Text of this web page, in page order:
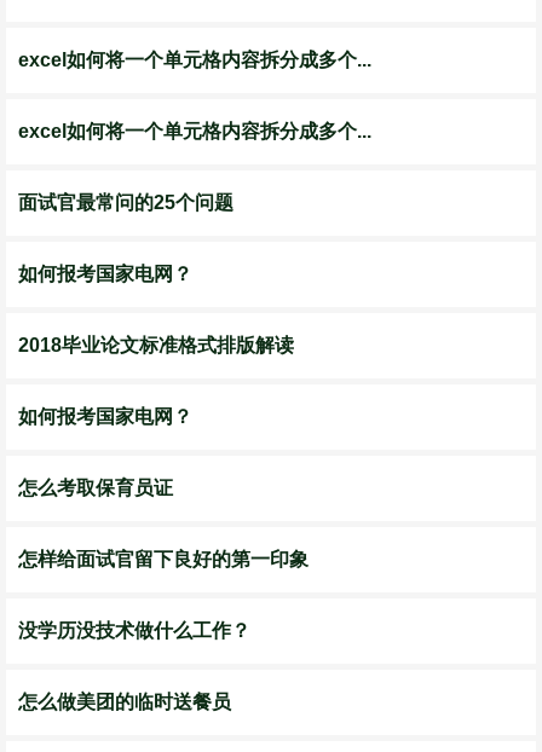
excel如何将一个单元格内容拆分成多个...
excel如何将一个单元格内容拆分成多个...
面试官最常问的25个问题
如何报考国家电网？
2018毕业论文标准格式排版解读
如何报考国家电网？
怎么考取保育员证
怎样给面试官留下良好的第一印象
没学历没技术做什么工作？
怎么做美团的临时送餐员